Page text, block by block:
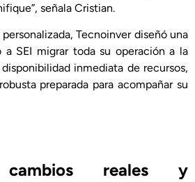
señala Cristian.
Tecnoinver diseñó una
SEI migrar toda su operación a la
inmediata de recursos,
preparada para acompañar su
cambios reales y